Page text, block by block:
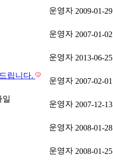
운영자 2009-01-29
운영자 2007-01-02
운영자 2013-06-25
립니다.
운영자 2007-02-01
운영자 2007-12-13
운영자 2008-01-28
운영자 2008-01-25